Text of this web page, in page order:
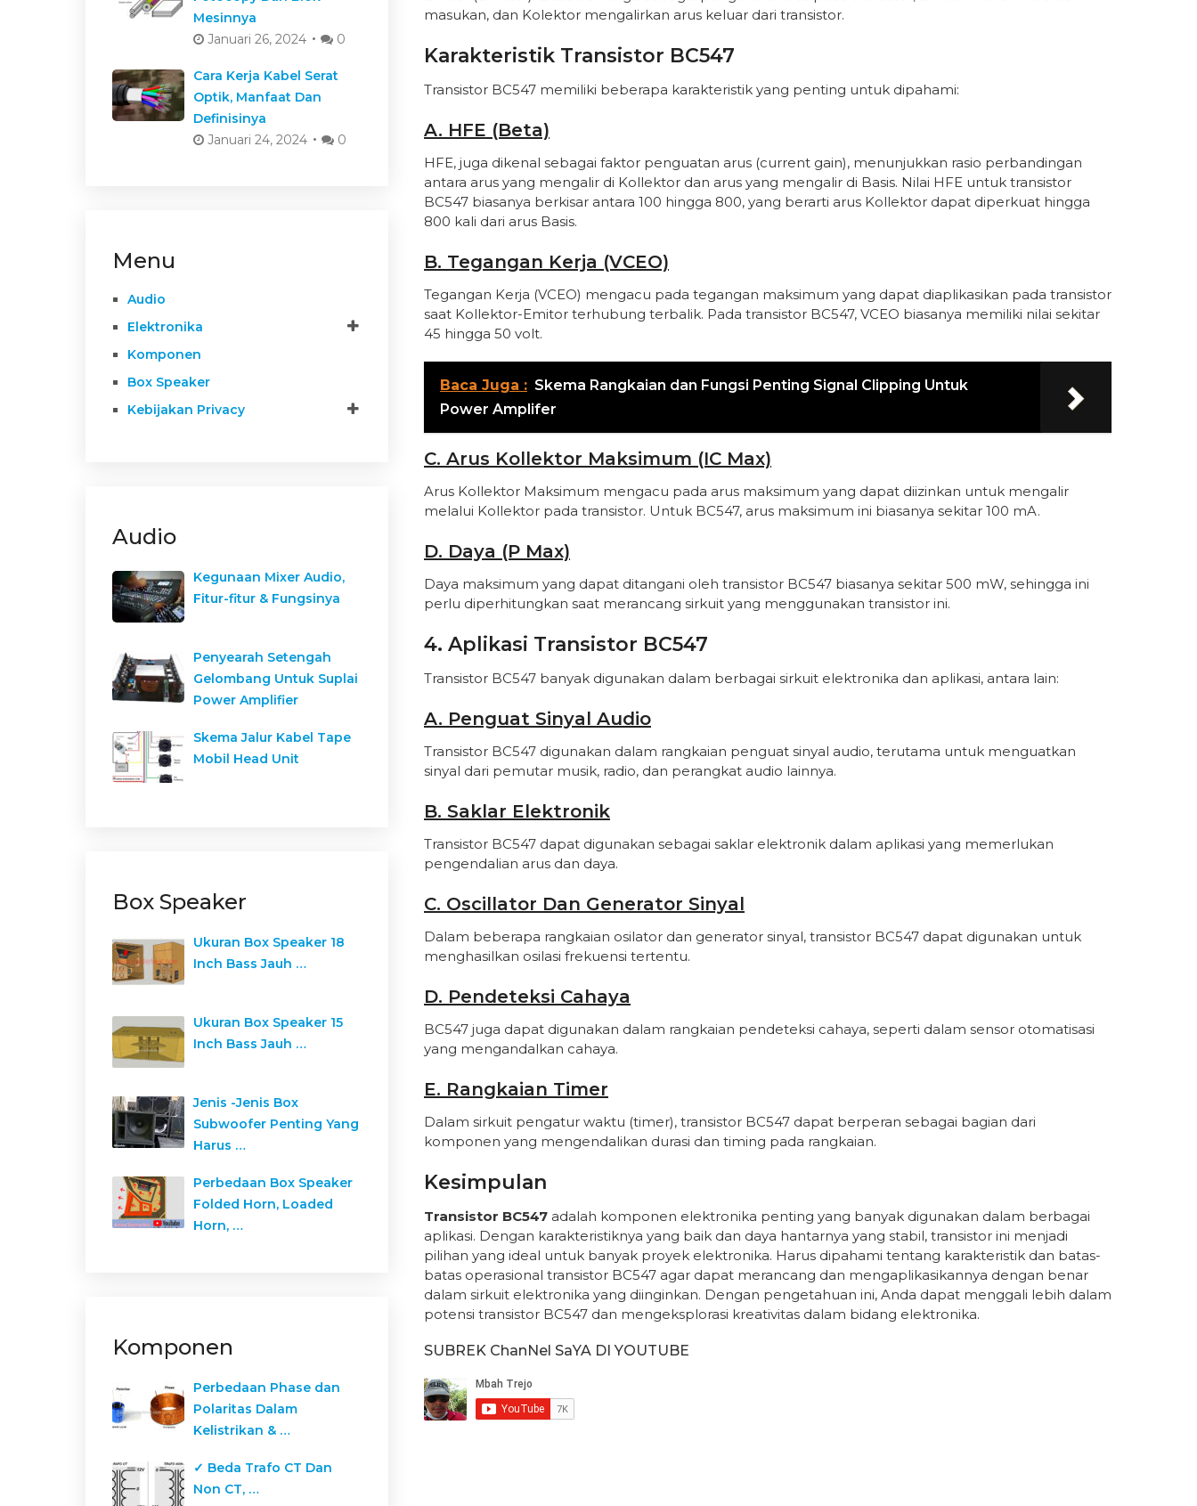
masukan, dan Kolektor mengalirkan arus keluar dari transistor.
Karakteristik Transistor BC547
Transistor BC547 memiliki beberapa karakteristik yang penting untuk dipahami:
A. HFE (Beta)
HFE, juga dikenal sebagai faktor penguatan arus (current gain), menunjukkan rasio perbandingan
antara arus yang mengalir di Kollektor dan arus yang mengalir di Basis. Nilai HFE untuk transistor
BC547 biasanya berkisar antara 100 hingga 800, yang berarti arus Kollektor dapat diperkuat hingga
800 kali dari arus Basis.
B. Tegangan Kerja (VCEO)
Tegangan Kerja (VCEO) mengacu pada tegangan maksimum yang dapat diaplikasikan pada transistor
saat Kollektor-Emitor terhubung terbalik. Pada transistor BC547, VCEO biasanya memiliki nilai sekitar
45 hingga 50 volt.
Baca Juga : Skema Rangkaian dan Fungsi Penting Signal Clipping Untuk
Power Amplifer
C. Arus Kollektor Maksimum (IC Max)
Arus Kollektor Maksimum mengacu pada arus maksimum yang dapat diizinkan untuk mengalir
melalui Kollektor pada transistor. Untuk BC547, arus maksimum ini biasanya sekitar 100 mA.
D. Daya (P Max)
Daya maksimum yang dapat ditangani oleh transistor BC547 biasanya sekitar 500 mW, sehingga ini
perlu diperhitungkan saat merancang sirkuit yang menggunakan transistor ini.
4. Aplikasi Transistor BC547
Transistor BC547 banyak digunakan dalam berbagai sirkuit elektronika dan aplikasi, antara lain:
A. Penguat Sinyal Audio
Transistor BC547 digunakan dalam rangkaian penguat sinyal audio, terutama untuk menguatkan
sinyal dari pemutar musik, radio, dan perangkat audio lainnya.
B. Saklar Elektronik
Transistor BC547 dapat digunakan sebagai saklar elektronik dalam aplikasi yang memerlukan
pengendalian arus dan daya.
C. Oscillator Dan Generator Sinyal
Dalam beberapa rangkaian osilator dan generator sinyal, transistor BC547 dapat digunakan untuk
menghasilkan osilasi frekuensi tertentu.
D. Pendeteksi Cahaya
BC547 juga dapat digunakan dalam rangkaian pendeteksi cahaya, seperti dalam sensor otomatisasi
yang mengandalkan cahaya.
E. Rangkaian Timer
Dalam sirkuit pengatur waktu (timer), transistor BC547 dapat berperan sebagai bagian dari
komponen yang mengendalikan durasi dan timing pada rangkaian.
Kesimpulan
Transistor BC547 adalah komponen elektronika penting yang banyak digunakan dalam berbagai
aplikasi. Dengan karakteristiknya yang baik dan daya hantarnya yang stabil, transistor ini menjadi
pilihan yang ideal untuk banyak proyek elektronika. Harus dipahami tentang karakteristik dan batas-
batas operasional transistor BC547 agar dapat merancang dan mengaplikasikannya dengan benar
dalam sirkuit elektronika yang diinginkan. Dengan pengetahuan ini, Anda dapat menggali lebih dalam
potensi transistor BC547 dan mengeksplorasi kreativitas dalam bidang elektronika.
SUBREK ChanNel SaYA DI YOUTUBE
Mesinnya
Januari 26, 2024
0
Cara Kerja Kabel Serat
Optik, Manfaat Dan
Definisinya
Januari 24, 2024
0
Menu
Audio
Elektronika
Komponen
Box Speaker
Kebijakan Privacy
Audio
Kegunaan Mixer Audio,
Fitur-fitur & Fungsinya
Penyearah Setengah
Gelombang Untuk Suplai
Power Amplifier
Skema Jalur Kabel Tape
Mobil Head Unit
Box Speaker
Ukuran Box Speaker 18
Inch Bass Jauh …
Ukuran Box Speaker 15
Inch Bass Jauh …
Jenis -Jenis Box
Subwoofer Penting Yang
Harus …
Perbedaan Box Speaker
Folded Horn, Loaded
Horn, …
Komponen
Perbedaan Phase dan
Polaritas Dalam
Kelistrikan & …
✓ Beda Trafo CT Dan
Non CT, …